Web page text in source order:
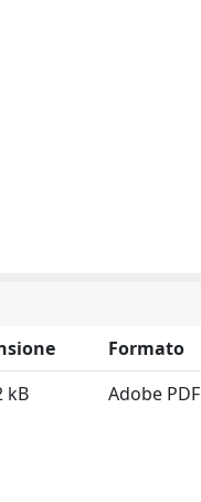
Formato
kB Adobe PDF